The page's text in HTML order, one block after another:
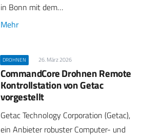
in Bonn mit dem…
Mehr
DROHNEN 26. März 2026
CommandCore Drohnen Remote
Kontrollstation von Getac
vorgestellt
Getac Technology Corporation (Getac),
ein Anbieter robuster Computer- und